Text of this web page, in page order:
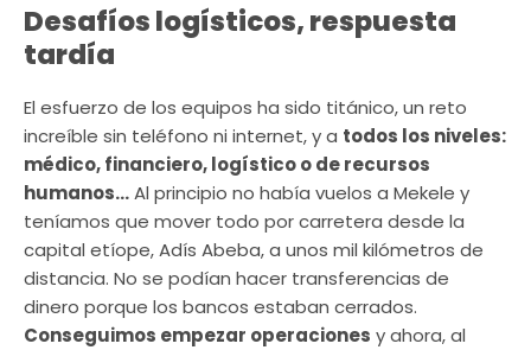
Desafíos logísticos, respuesta
tardía
El esfuerzo de los equipos ha sido titánico, un reto
increíble sin teléfono ni internet, y a todos los niveles:
médico, financiero, logístico o de recursos
humanos…Al principio no había vuelos a Mekele y
teníamos que mover todo por carretera desde la
capital etíope, Adís Abeba, a unos mil kilómetros de
distancia. No se podían hacer transferencias de
dinero porque los bancos estaban cerrados.
Conseguimos empezar operaciones y ahora, al